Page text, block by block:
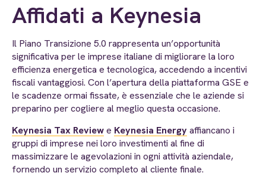
Affidati a Keynesia
Il Piano Transizione 5.0 rappresenta un’opportunità
significativa per le imprese italiane di migliorare la loro
efficienza energetica e tecnologica, accedendo a incentivi
fiscali vantaggiosi. Con l’apertura della piattaforma GSE e
le scadenze ormai fissate, è essenziale che le aziende si
preparino per cogliere al meglio questa occasione.
Keynesia Tax Reviewe Keynesia Energyaffiancano i
gruppi di imprese nei loro investimenti al fine di
massimizzare le agevolazioni in ogni attività aziendale,
fornendo un servizio completo al cliente finale.